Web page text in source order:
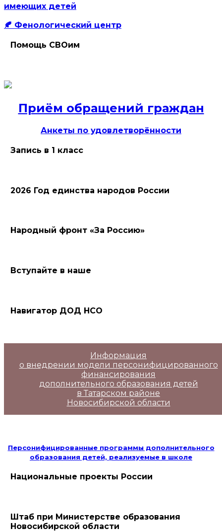
имеющих детей
🍂 Фенологический центр
Помощь СВОим
Приём обращений граждан
Анкеты по удовлетворённости
Запись в 1 класс
2026 Год единства народов России
Народный фронт «За Россию»
Вступайте в наше
Навигатор ДОД НСО
Информация
о внедрении модели персонифицированного
финансирования
дополнительного образования детей
в Татарском районе
Новосибирской области
Персонифицированные программы дополнительного
образования детей, реализуемые в школе
Национальные проекты России
Штаб при Министерстве образования
Новосибирской области